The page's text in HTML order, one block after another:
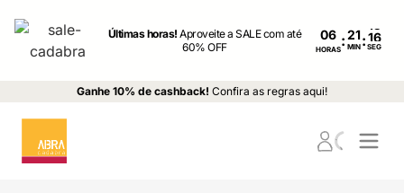
Últimas horas!Aproveite a SALE com até
60% OFF
06
HORAS: MIN : SEG
Ganhe 10% de cashback! Confira as regras aqui!